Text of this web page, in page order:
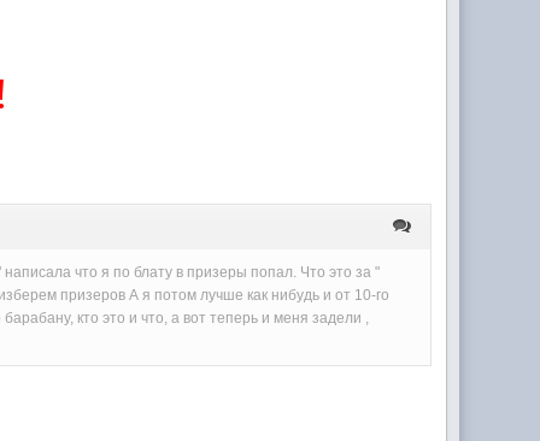
что я по блату в призеры попал. Что это за "
призеров А я потом лучше как нибудь и от 10-го
кто это и что, а вот теперь и меня задели ,